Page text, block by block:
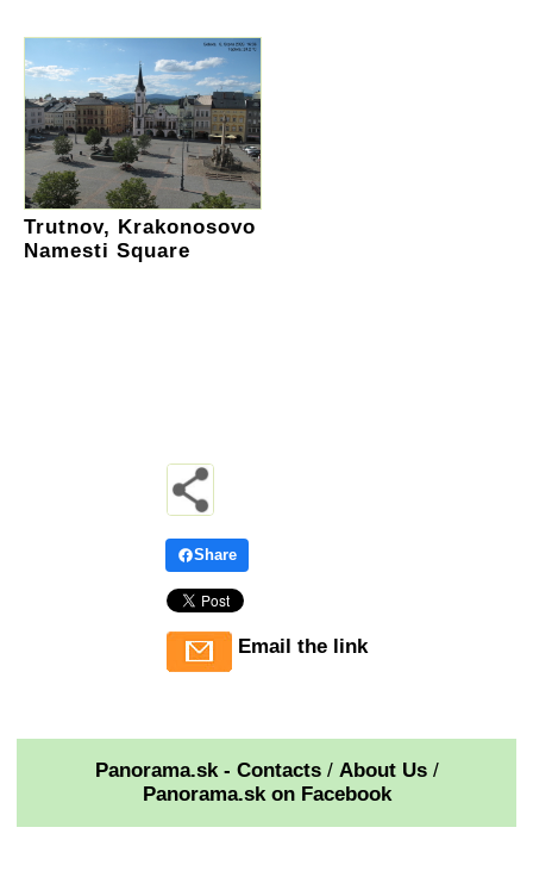
Trutnov, Krakonosovo
Namesti Square
Share
Email the link
Panorama.sk - Contacts/ About Us/
Panorama.sk on Facebook